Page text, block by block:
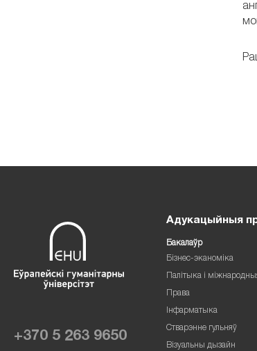
+370 5 263 9650
Адукацыйныя
Бакалаўр
Бізнес-эканоміка
Палітыка і
Права
Інфарматыка
Стварэнне гульняў
Візуальны дызайн